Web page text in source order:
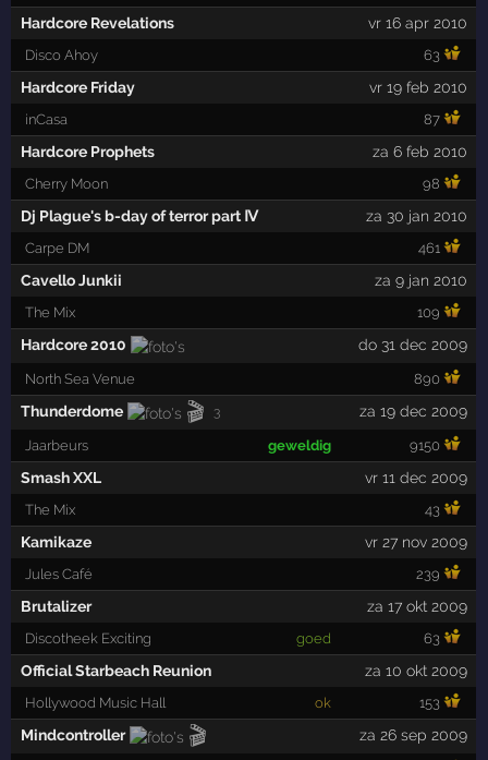
Hardcore Revelations vr 16 apr 2010
Disco Ahoy 63
Hardcore Friday vr 19 feb 2010
inCasa 87
Hardcore Prophets za 6 feb 2010
Cherry Moon 98
Dj Plague's b-day of terror part Ⅳ za 30 jan 2010
Carpe DM 461
Cavello Junkii za 9 jan 2010
The Mix 109
Hardcore 2010 do 31 dec 2009
North Sea Venue 890
Thunderdome 🎬 3 za 19 dec 2009
Jaarbeurs geweldig 9150
Smash XXL vr 11 dec 2009
The Mix 43
Kamikaze vr 27 nov 2009
Jules Café 239
Brutalizer za 17 okt 2009
Discotheek Exciting goed 63
Official Starbeach Reunion za 10 okt 2009
Hollywood Music Hall ok 153
Mindcontroller 🎬 za 26 sep 2009